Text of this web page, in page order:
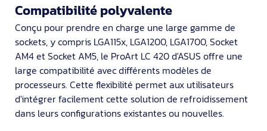
Compatibilité polyvalente
Conçu pour prendre en charge une large gamme de
sockets, y compris LGA115x, LGA1200, LGA1700, Socket
AM4 et Socket AM5, le ProArt LC 420 d'ASUS offre une
large compatibilité avec différents modèles de
processeurs. Cette flexibilité permet aux utilisateurs
d'intégrer facilement cette solution de refroidissement
dans leurs configurations existantes ou nouvelles.